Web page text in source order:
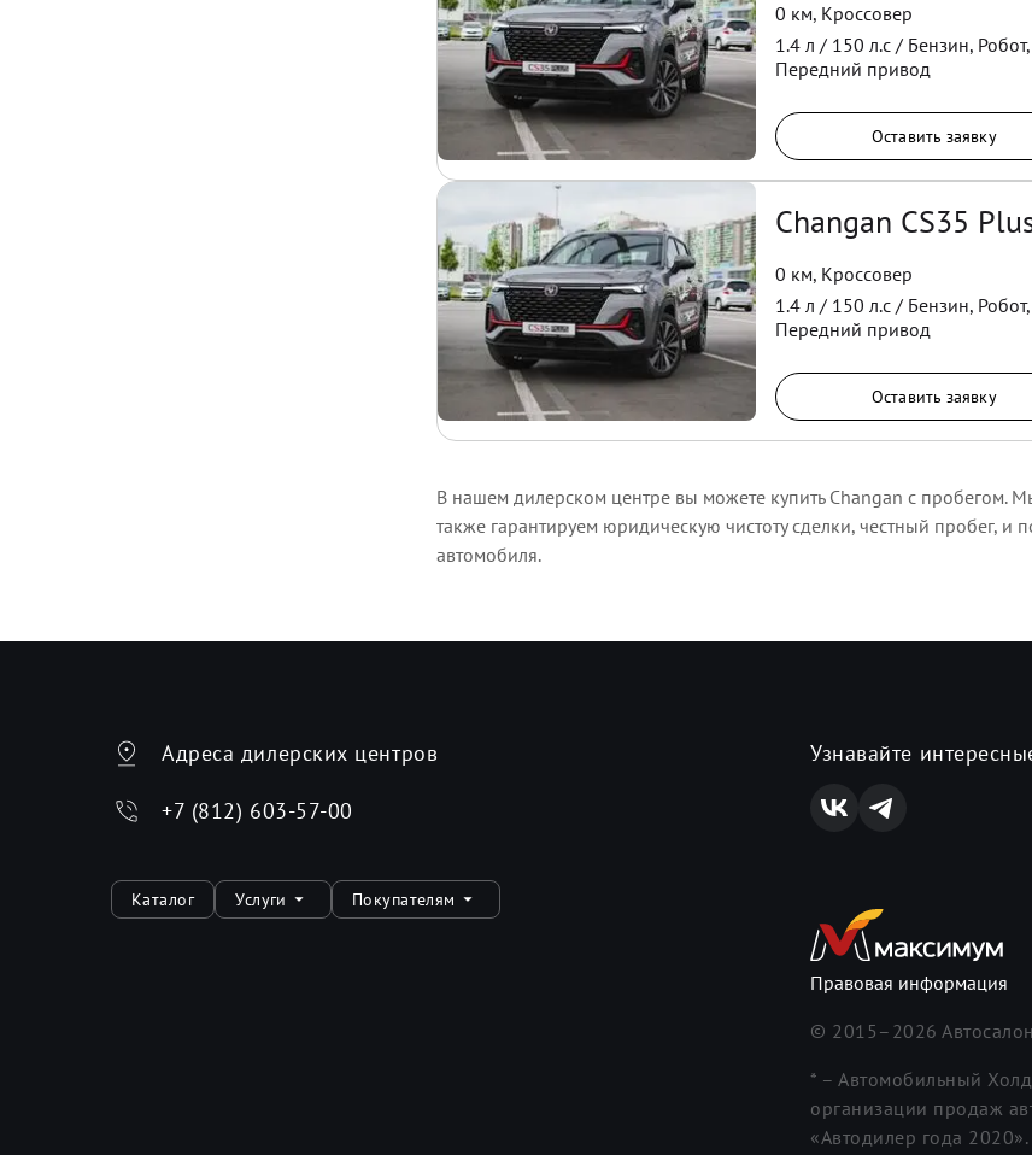
0 км, Кроссовер
1.4л / 150 л.с / Бензин, Робот,
Передний привод
Оставить заявку
Changan CS35
0 км, Кроссовер
1.4л / 150 л.с / Бензин, Робот,
Передний привод
Оставить заявку
В нашем дилерском центре вы можете купить Changan с пробегом.
также гарантируем юридическую чистоту сделки, честный пробег,
автомобиля.
Адреса дилерских центров
+7 (812) 603-57-00
Узнавайте
Каталог Услуги Покупателям
Правовая информация
© 2015– 2026
* – Автомобильный
организации продаж
«Автодилер года 2020».